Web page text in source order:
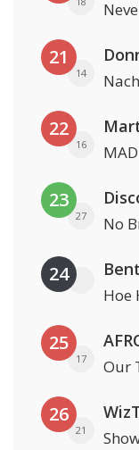
21
14
22
16 MAD
23
27 No
24
Hoe
25
17 Our
26
21